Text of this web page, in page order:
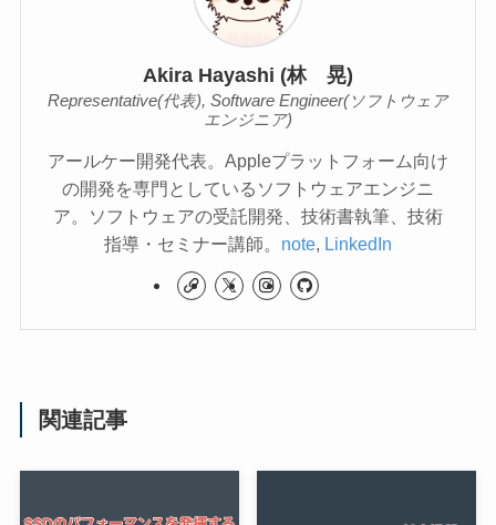
Akira Hayashi (林 晃)
Representative(代表), Software Engineer(ソフトウェア
エンジニア)
アールケー開発代表。Appleプラットフォーム向け
の開発を専門としているソフトウェアエンジニ
ア。ソフトウェアの受託開発、技術書執筆、技術
指導・セミナー講師。 note, LinkedIn
関連記事